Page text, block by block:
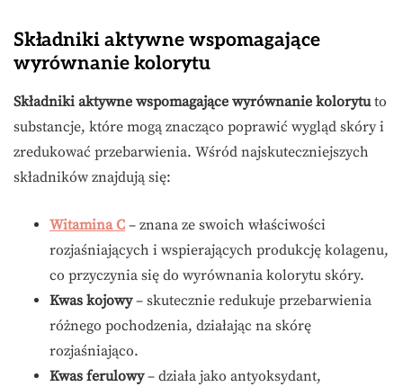
Składniki aktywne wspomagające
wyrównanie kolorytu
Składniki aktywne wspomagające wyrównanie kolorytuto
substancje, które mogą znacząco poprawić wygląd skóry i
zredukować przebarwienia. Wśród najskuteczniejszych
składników znajdują się:
Witamina C – znana ze swoich właściwości
rozjaśniających i wspierających produkcję kolagenu,
co przyczynia się do wyrównania kolorytu skóry.
Kwas kojowy– skutecznie redukuje przebarwienia
różnego pochodzenia, działając na skórę
rozjaśniająco.
Kwas ferulowy– działa jako antyoksydant,